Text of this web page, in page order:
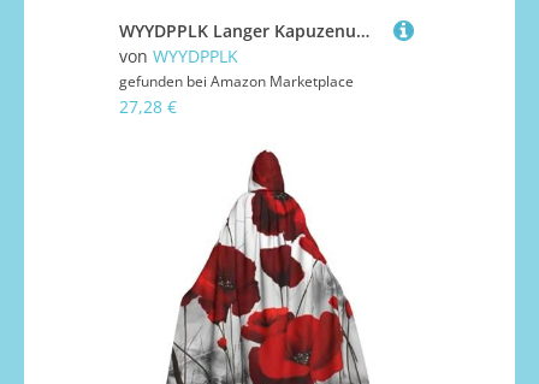
WYYDPPLK Langer Kapuzenumhang für Teenager, Weihnachtsmann, Schnee, Geheimnis, Druck, Cosplay, Rollenparty, Halloween-Kostüme
von WYYDPPLK
gefunden bei Amazon Marketplace
27,28 €